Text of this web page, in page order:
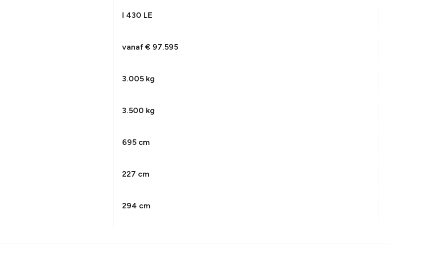
I 430 LE
vanaf € 97.595
3.005 kg
3.500 kg
695 cm
227 cm
294 cm